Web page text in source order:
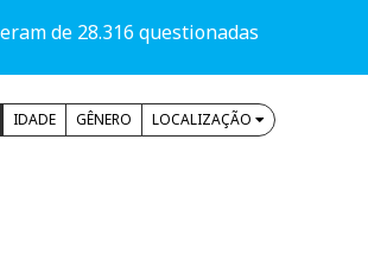
de 28.316 questionadas
IDADE GÊNERO LOCALIZAÇÃO